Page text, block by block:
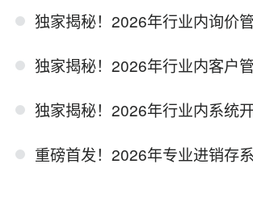
独家揭秘！2026年行业内询价管理系统开发公
独家揭秘！2026年行业内客户管理系统开发专
独家揭秘！2026年行业内系统开发公司专
重磅首发！2026年专业进销存系统开发公司实